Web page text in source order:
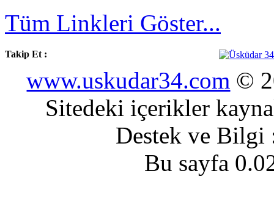
Tüm Linkleri Göster...
Takip Et :
www.uskudar34.com ©
Sitedeki içerikler
Destek ve
Bu sayfa